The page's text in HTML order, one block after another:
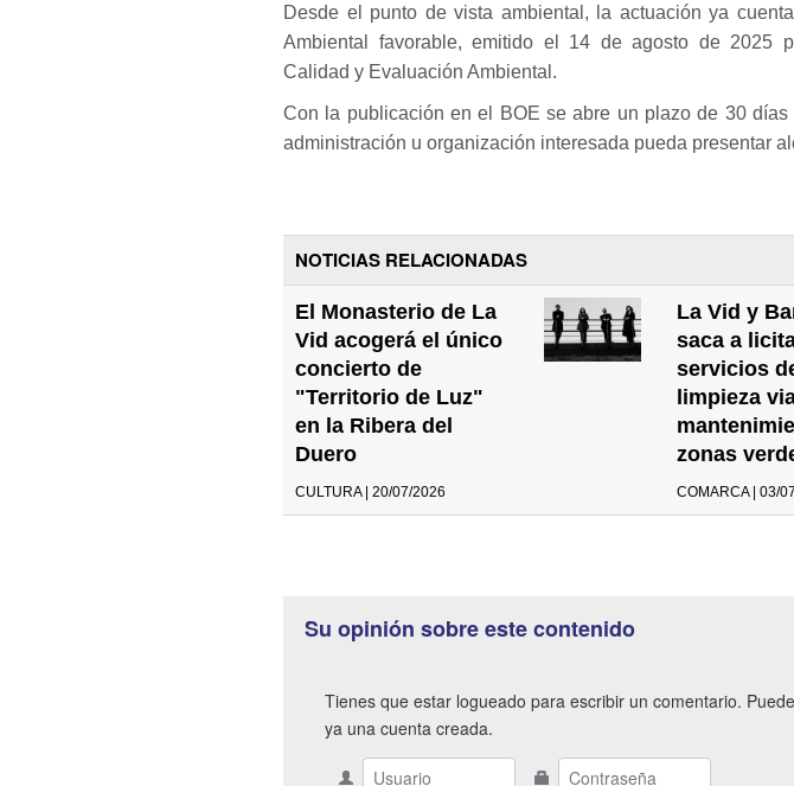
Desde el punto de vista ambiental, la actuación ya
Ambiental favorable, emitido el 14 de agosto de 2025
Calidad y Evaluación Ambiental.
Con la publicación en el BOE se abre un plazo de 30 días
administración u organización interesada pueda presentar
NOTICIAS RELACIONADAS
El Monasterio de La
Vid acogerá el único
concierto de
"Territorio de Luz"
en la Ribera del
Duero
CULTURA | 20/07/2026
La Vid y
saca a
servicios
limpieza
zonas
COMARCA | 03/
Su opinión sobre este contenido
Tienes que estar logueado para escribir un comentario.
ya una cuenta creada.